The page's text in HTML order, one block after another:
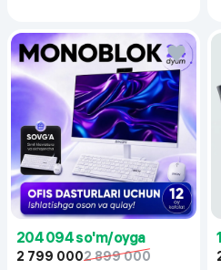
204 094 so'm/oyga
2 799 0002 899 000